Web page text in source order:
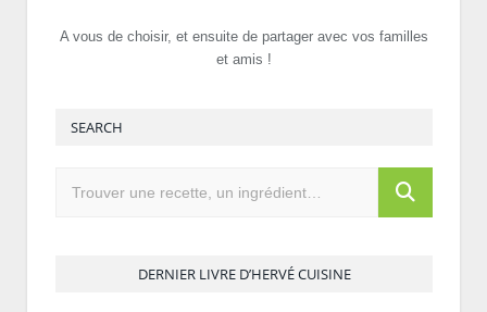
A vous de choisir, et ensuite de partager avec vos familles
et amis !
SEARCH
DERNIER LIVRE D’HERVÉ CUISINE